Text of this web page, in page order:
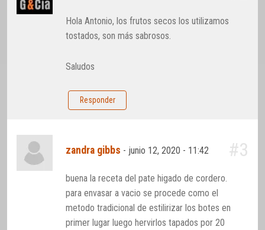
Hola Antonio, los frutos secos los utilizamos
tostados, son más sabrosos.
Saludos
Responder
zandra gibbs - junio 12, 2020 - 11:42 #3
buena la receta del pate higado de cordero.
para envasar a vacio se procede como el
metodo tradicional de estilirizar los botes en
primer lugar luego hervirlos tapados por 20